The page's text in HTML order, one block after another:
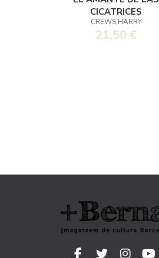
CICATRICES
CREWS,HARRY
21,50 €